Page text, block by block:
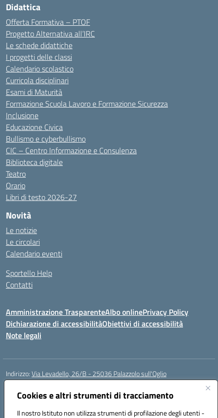
Cookies e altri strumenti di tracciamento
Il nostro Istituto non utilizza strumenti di profilazione degli utenti -
Didattica
Offerta Formativa – PTOF
Progetto Alternativa all’IRC
Le schede didattiche
I progetti delle classi
Calendario scolastico
Curricola disciplinari
Esami di Maturità
Formazione Scuola Lavoro e Formazione Sicurezza
Inclusione
Educazione Civica
Bullismo e cyberbullismo
CIC – Centro Informazione e Consulenza
Biblioteca digitale
Teatro
Orario
Libri di testo 2026-27
Novità
Le notizie
Le circolari
Calendario eventi
Sportello Help
Contatti
Amministrazione TrasparenteAlbo onlinePrivacy Policy
Dichiarazione di accessibilitàObiettivi di accessibilità
Note legali
Indirizzo:Via Levadello, 26/B - 25036 Palazzolo sull'Oglio
Centralino:
Posta elettronica certificata (PEC):bsis01800p@pec.istruzione.it
Codice fiscale: 91011920179